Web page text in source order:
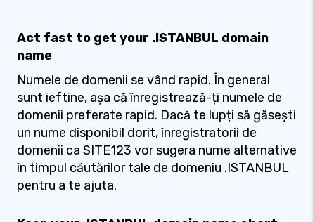
Act fast to get your .ISTANBUL domain
name
Numele de domenii se vând rapid. În general
sunt ieftine, așa că înregistrează-ți numele de
domenii preferate rapid. Dacă te lupți să găsești
un nume disponibil dorit, înregistratorii de
domenii ca SITE123 vor sugera nume alternative
în timpul căutărilor tale de domeniu .ISTANBUL
pentru a te ajuta.